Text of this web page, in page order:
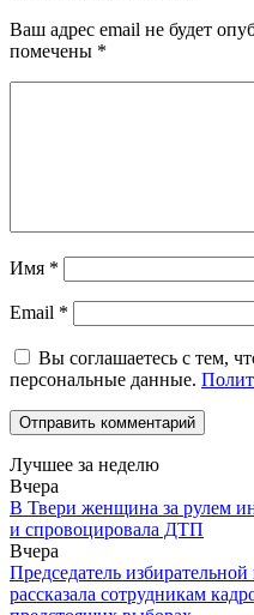
Ваш адрес email не будет
помечены *
Имя *
Email *
Вы соглашаетесь с тем,
персональные данные.
Лучшее за неделю
Вчера
В Твери женщина за рулем
и спровоцировала ДТП
Вчера
Председатель
рассказала сотрудникам